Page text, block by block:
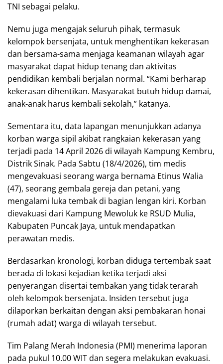
TNI sebagai pelaku.
Nemu juga mengajak seluruh pihak, termasuk
kelompok bersenjata, untuk menghentikan kekerasan
dan bersama-sama menjaga keamanan wilayah agar
masyarakat dapat hidup tenang dan aktivitas
pendidikan kembali berjalan normal. “Kami berharap
kekerasan dihentikan. Masyarakat butuh hidup damai,
anak-anak harus kembali sekolah,” katanya.
Sementara itu, data lapangan menunjukkan adanya
korban warga sipil akibat rangkaian kekerasan yang
terjadi pada 14 April 2026 di wilayah Kampung Kembru,
Distrik Sinak. Pada Sabtu (18/4/2026), tim medis
mengevakuasi seorang warga bernama Etinus Walia
(47), seorang gembala gereja dan petani, yang
mengalami luka tembak di bagian lengan kiri. Korban
dievakuasi dari Kampung Mewoluk ke RSUD Mulia,
Kabupaten Puncak Jaya, untuk mendapatkan
perawatan medis.
Berdasarkan kronologi, korban diduga tertembak saat
berada di lokasi kejadian ketika terjadi aksi
penyerangan disertai tembakan yang tidak terarah
oleh kelompok bersenjata. Insiden tersebut juga
dilaporkan berkaitan dengan aksi pembakaran honai
(rumah adat) warga di wilayah tersebut.
Tim Palang Merah Indonesia (PMI) menerima laporan
pada pukul 10.00 WIT dan segera melakukan evakuasi.